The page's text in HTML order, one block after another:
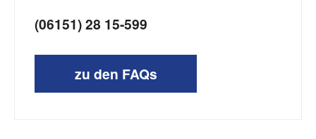
(06151) 28 15-599
zu den FAQs